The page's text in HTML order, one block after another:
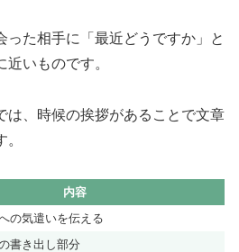
った相手に「最近どうですか」と
いものです。
は、時候の挨拶があることで文章
内容
の気遣いを伝える
書き出し部分